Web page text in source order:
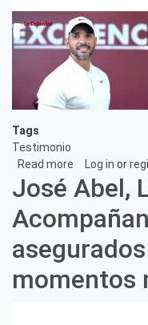
Tags
Testimonio
Read more about
Joan
Pérez,
Ninguna
historia
es
pero
Log in or
José Abel,
momentos